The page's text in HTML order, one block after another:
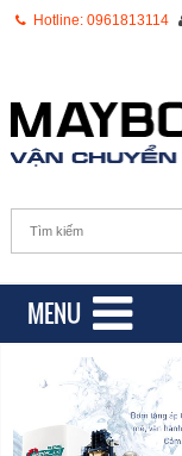
Hotline: 0961813114
MENU